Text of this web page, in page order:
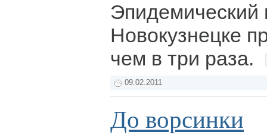
Эпидемический
Новокузнецке
чем в три раза.
09.02.2011
До ворсинки